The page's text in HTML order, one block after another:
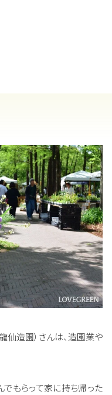
龍仙造園）さんは、造園業や
でもらって家に持ち帰った